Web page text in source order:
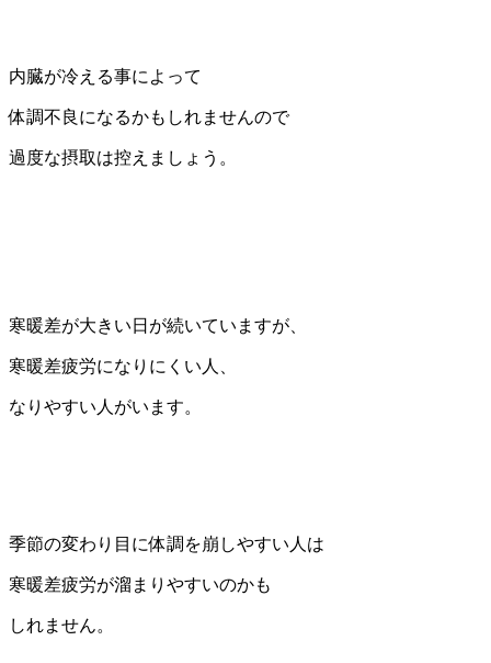
内臓が冷える事によって
体調不良になるかもしれませんので
過度な摂取は控えましょう。
寒暖差が大きい日が続いていますが、
寒暖差疲労になりにくい人、
なりやすい人がいます。
季節の変わり目に体調を崩しやすい人は
寒暖差疲労が溜まりやすいのかも
しれません。